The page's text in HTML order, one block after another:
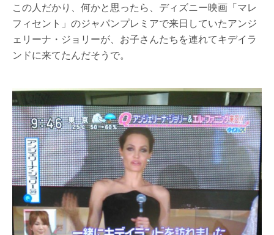
この人だかり、何かと思ったら、ディズニー映画「マレ
フィセント」のジャパンプレミアで来日していたアンジ
ェリーナ・ジョリーが、お子さんたちを連れてキデイラ
ンドに来てたんだそうで。